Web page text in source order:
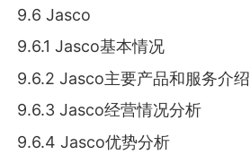
9.6 Jasco
9.6.1 Jasco基本情况
9.6.2 Jasco主要产品和服务介绍
9.6.3 Jasco经营情况分析
9.6.4 Jasco优势分析